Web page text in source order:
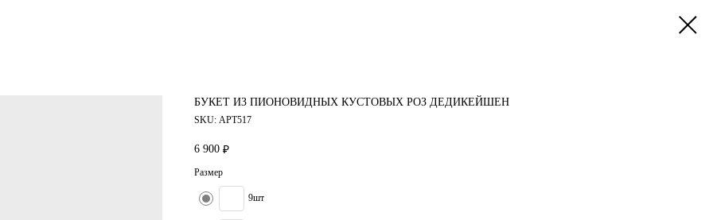
БУКЕТ ИЗ ПИОНОВИДНЫХ КУСТОВЫХ РОЗ ДЕДИКЕЙШЕН
SKU: АРТ517
6 900 ₽
Размер
9шт